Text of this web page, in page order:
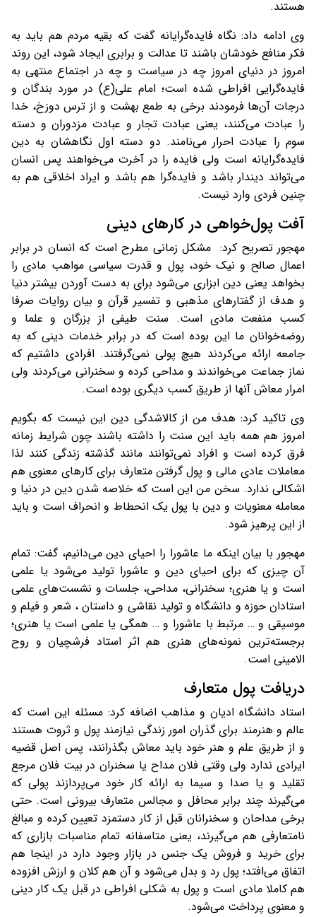
هستند.
وی ادامه داد: نگاه فایده‌گرایانه گفت که بقیه مردم هم باید به
فکر منافع خودشان باشند تا عدالت و برابری ایجاد شود، این روند
امروز در دنیای امروز چه در سیاست و چه در اجتماع منتهی به
فایده‌گرایی افراطی شده است؛ امام علی(ع) در مورد بندگان و
درجات آن‌ها فرمودند برخی به طمع بهشت و از ترس دوزخ، خدا
را عبادت می‌کنند، یعنی عبادت تجار و عبادت مزدوران و دسته
سوم را عبادت احرار می‌نامند. دو دسته اول نگاهشان به دین
فایده‌گرایانه است ولی فایده را در آخرت می‌خواهند پس انسان
می‌تواند دیندار باشد و فایده‌گرا هم باشد و ایراد اخلاقی هم به
چنین فردی وارد نیست.
آفت پول‌خواهی در کارهای دینی
مهجور تصریح کرد: مشکل زمانی مطرح است که انسان در برابر
اعمال صالح و نیک خود، پول و قدرت سیاسی مواهب مادی را
بخواهد یعنی دین ابزاری می‌شود برای به دست آوردن بیشتر دنیا
و هدف از گفتارهای مذهبی و تفسیر قرآن و بیان روایات صرفا
کسب منفعت مادی است. سنت طیفی از بزرگان و علما و
روضه‌خوانان ما این بوده است که در برابر خدمات دینی که به
جامعه ارائه می‌کردند هیچ پولی نمی‌گرفتند. افرادی داشتیم که
نماز جماعت می‌خواندند و مداحی کرده و سخنرانی می‌کردند ولی
امرار معاش آنها از طریق کسب دیگری بوده است.
وی تاکید کرد: هدف من از کالاشدگی دین این نیست که بگویم
امروز هم همه باید این سنت را داشته باشند چون شرایط زمانه
فرق کرده است و افراد نمی‌توانند مانند گذشته زندگی کنند لذا
معاملات عادی مالی و پول گرفتن متعارف برای کارهای معنوی هم
اشکالی ندارد. سخن من این است که خلاصه شدن دین در دنیا و
معامله معنویات و دین با پول یک انحطاط و انحراف است و باید
از این پرهیز شود.
مهجور با بیان اینکه ما عاشورا را احیای دین می‌دانیم، گفت: تمام
آن چیزی که برای احیای دین و عاشورا تولید می‌شود یا علمی
است و یا هنری؛ سخنرانی، مداحی، جلسات و نشست‌های علمی
استادان حوزه و دانشگاه و تولید نقاشی و داستان ، شعر و فیلم و
موسیقی و … مرتبط با عاشورا و … همگی یا علمی است یا هنری؛
برجسته‌ترین نمونه‌های هنری هم اثر استاد فرشچیان و روح
الامینی است.
دریافت پول متعارف
استاد دانشگاه ادیان و مذاهب اضافه کرد: مسئله این است که
عالم و هنرمند برای گذران امور زندگی نیازمند پول و ثروت هستند
و از طریق علم و هنر خود باید معاش بگذرانند، پس اصل قضیه
ایرادی ندارد ولی وقتی فلان مداح یا سخنران در بیت فلان مرجع
تقلید و یا صدا و سیما به ارائه کار خود می‌پردازند پولی که
می‌گیرند چند برابر محافل و مجالس متعارف بیرونی است. حتی
برخی مداحان و سخنرانان قبل از کار دستمزد تعیین کرده و مبالغ
نامتعارفی هم می‌گیرند، یعنی متاسفانه تمام مناسبات بازاری که
برای خرید و فروش یک جنس در بازار وجود دارد در اینجا هم
اتفاق می‌افتد؛ پول رد و بدل می‌شود و آن هم کلان و ارزش افزوده
هم کاملا مادی است و پول به شکلی افراطی در قبل یک کار دینی
و معنوی پرداخت می‌شود.